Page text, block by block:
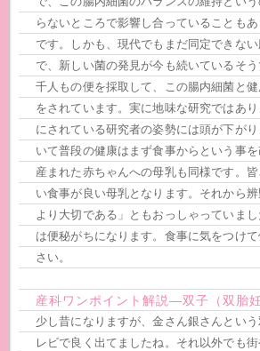
らないところで影響し合っていることも
です。しかも、現代でもまだ同定できな
で、新しい菌の発見が今も続いているそ
千人もの便を採取して、この腸内細菌と
をされています。実に地味な研究ではあ
にされている研究者の姿勢には頭が下が
いて普段の健康はまず食事からという事を
産まれた赤ちゃんへの母乳も同様です。
い食事が良い母乳となります。それから
より大切である」ともおっしゃっていま
は便秘がちになります。食事に気をつけ
さい。
産科ワンポイント解説―双子（双胎妊
少し昔になりますが、金さん銀さんとい
レビで良く出てましたね。それ以外でも